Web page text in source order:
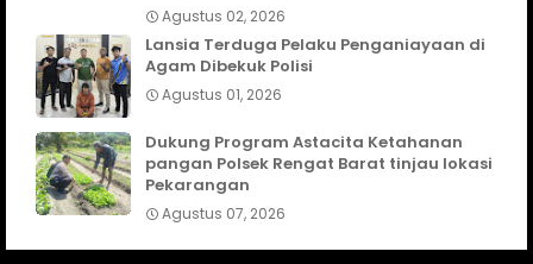
Agustus 02, 2026
Lansia Terduga Pelaku Penganiayaan di
Agam Dibekuk Polisi
Agustus 01, 2026
Dukung Program Astacita Ketahanan
pangan Polsek Rengat Barat tinjau lokasi
Pekarangan
Agustus 07, 2026